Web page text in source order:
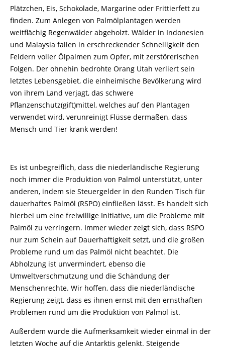
Plätzchen, Eis, Schokolade, Margarine oder Frittierfett zu
finden. Zum Anlegen von Palmölplantagen werden
weitflächig Regenwälder abgeholzt. Wälder in Indonesien
und Malaysia fallen in erschreckender Schnelligkeit den
Feldern voller Ölpalmen zum Opfer, mit zerstörerischen
Folgen. Der ohnehin bedrohte Orang Utah verliert sein
letztes Lebensgebiet, die einheimische Bevölkerung wird
von ihrem Land verjagt, das schwere
Pflanzenschutz(gift)mittel, welches auf den Plantagen
verwendet wird, verunreinigt Flüsse dermaßen, dass
Mensch und Tier krank werden!
Es ist unbegreiflich, dass die niederländische Regierung
noch immer die Produktion von Palmöl unterstützt, unter
anderen, indem sie Steuergelder in den Runden Tisch für
dauerhaftes Palmöl (RSPO) einfließen lässt. Es handelt sich
hierbei um eine freiwillige Initiative, um die Probleme mit
Palmöl zu verringern. Immer wieder zeigt sich, dass RSPO
nur zum Schein auf Dauerhaftigkeit setzt, und die großen
Probleme rund um das Palmöl nicht beachtet. Die
Abholzung ist unvermindert, ebenso die
Umweltverschmutzung und die Schändung der
Menschenrechte. Wir hoffen, dass die niederländische
Regierung zeigt, dass es ihnen ernst mit den ernsthaften
Problemen rund um die Produktion von Palmöl ist.
Außerdem wurde die Aufmerksamkeit wieder einmal in der
letzten Woche auf die Antarktis gelenkt. Steigende